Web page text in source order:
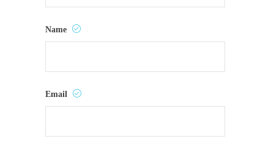
Name
Email